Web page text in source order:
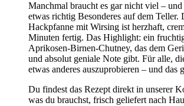
Manchmal braucht es gar nicht viel –
etwas richtig Besonderes auf dem Teller.
Hackpfanne mit Wirsing ist herzhaft,
Minuten fertig. Das Highlight: ein
Aprikosen-Birnen-Chutney, das dem
und absolut geniale Note gibt. Für alle,
etwas anderes auszuprobieren – und das
Du findest das Rezept direkt in unserer
was du brauchst, frisch geliefert nach